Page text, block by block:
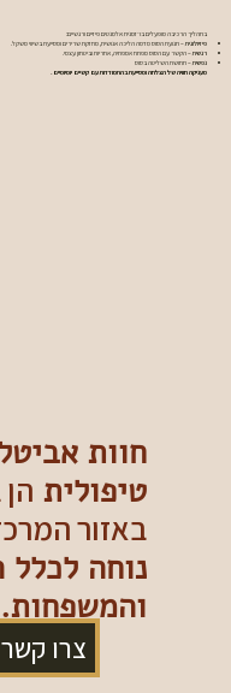
בתהליך הרכיבה מופעלים בו־זמנית אלמנטים פיזיים ורגשיים:
פיזיולוגית –תנועת הסוס מדמה הליכה אנושית, מחזקת שרירים ומסייעת בשיווי משקל.
רגשית –הקשר עם הסוס מפתח אמפתיה, אחריות וביטחון עצמי.
נפשית –תחושת השליטה בסוס
מעניקה חוויה של הצלחה ומסייעת בהתמודדות עם קשיים יומיומיים.
חוות
טיפולית
באזור
נוחה לכלל
והמשפחות.
צרו